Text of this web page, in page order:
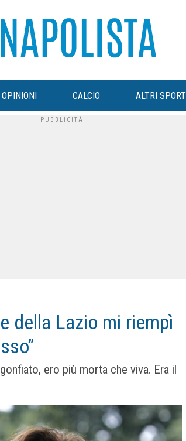
CALCIO ALTRI SPORT
della Lazio mi riempì
ero più morta che viva. Era il